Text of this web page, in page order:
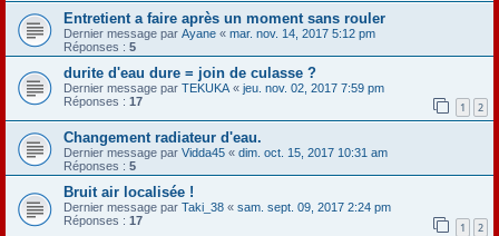
Entretient a faire après un moment sans rouler
Dernier message par Ayane « mar. nov. 14, 2017 5:12 pm
Réponses : 5
durite d'eau dure = join de culasse ?
Dernier message par TEKUKA « jeu. nov. 02, 2017 7:59 pm
Réponses : 17 1 2
Changement radiateur d'eau.
Dernier message par Vidda45 « dim. oct. 15, 2017 10:31 am
Réponses : 5
Bruit air localisée !
Dernier message par Taki_38 « sam. sept. 09, 2017 2:24 pm
Réponses : 17 1 2